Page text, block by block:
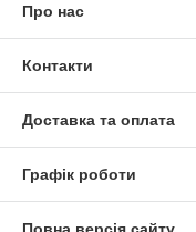
Про нас
Контакти
Доставка та оплата
Графік роботи